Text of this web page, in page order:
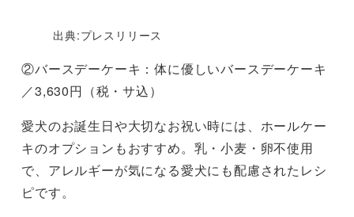
出典:プレスリリース
②バースデーケーキ：体に優しいバースデーケーキ
／3,630円（税・サ込）
愛犬のお誕生日や大切なお祝い時には、ホールケー
キのオプションもおすすめ。乳・小麦・卵不使用
で、アレルギーが気になる愛犬にも配慮されたレシ
ピです。